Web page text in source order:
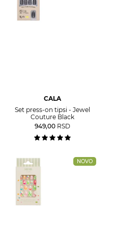
CALA
Set press-on tipsi - Jewel
Couture Black
949,00 RSD
NOVO